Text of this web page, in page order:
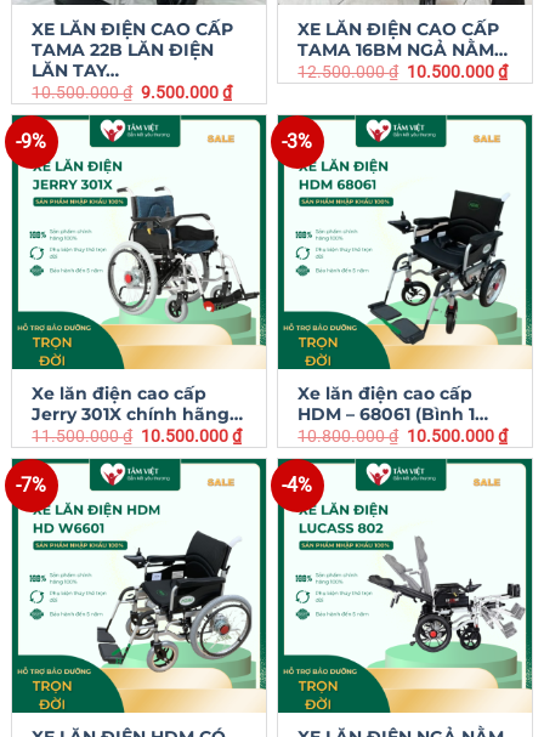
XE LĂN ĐIỆN CAO CẤP
TAMA 22B LĂN ĐIỆN
LĂN TAY…
10.500.000₫ 9.500.000₫
XE LĂN ĐIỆN CAO CẤP
TAMA 16BM NGẢ NẰM…
12.500.000₫ 10.500.000₫
-9%
Xe lăn điện cao cấp
Jerry 301X chính hãng…
11.500.000₫ 10.500.000₫
-3%
Xe lăn điện cao cấp
HDM – 68061 (Bình 1…
10.800.000₫ 10.500.000₫
-7% -4%